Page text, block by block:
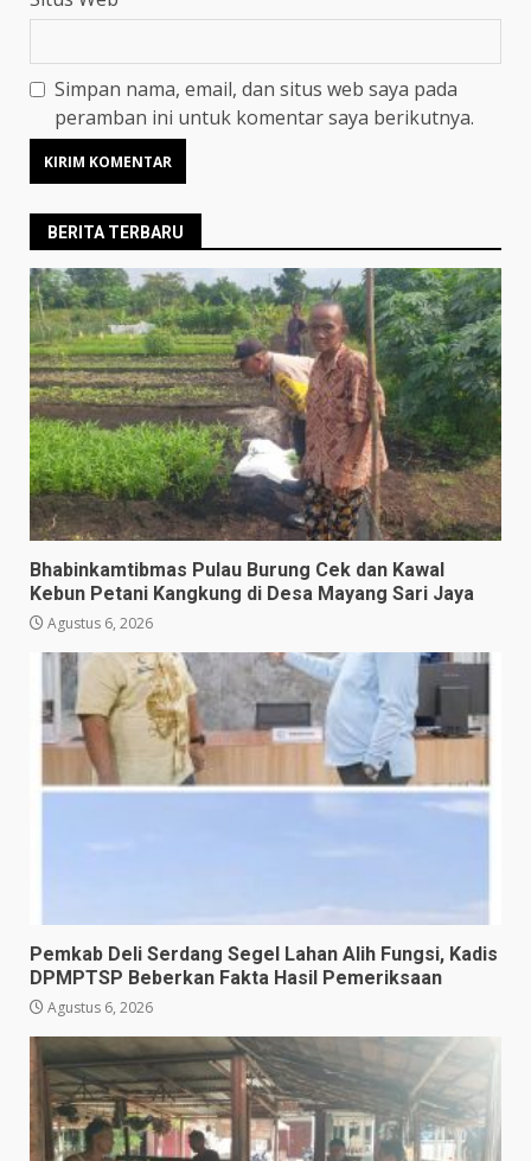
Simpan nama, email, dan situs web saya pada
peramban ini untuk komentar saya berikutnya.
BERITA TERBARU
Bhabinkamtibmas Pulau Burung Cek dan Kawal
Kebun Petani Kangkung di Desa Mayang Sari Jaya
Agustus 6, 2026
Pemkab Deli Serdang Segel Lahan Alih Fungsi, Kadis
DPMPTSP Beberkan Fakta Hasil Pemeriksaan
Agustus 6, 2026